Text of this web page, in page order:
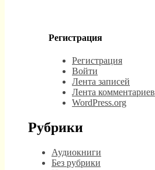
Регистрация
Регистрация
Войти
Лента записей
Лента комментариев
WordPress.org
Рубрики
Аудиокниги
Без рубрики